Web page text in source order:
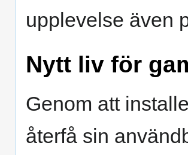
upplevelse även
Nytt liv för
Genom att
återfå sin